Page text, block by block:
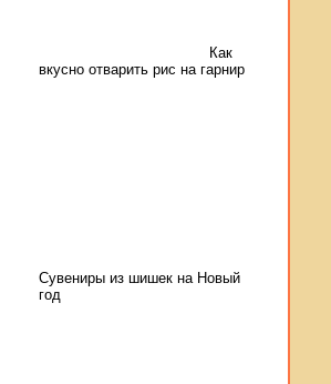
Как
вкусно отварить рис на гарнир
Сувениры из шишек на Новый
год